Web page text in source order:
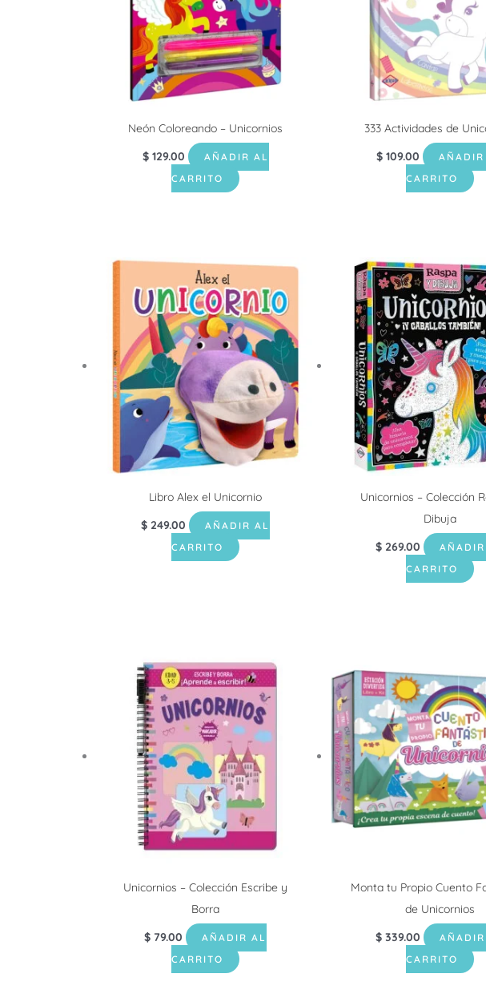
Neón Coloreando – Unicornios
$129.00
AÑADIR AL
CARRITO
333 Actividades de
$ 109.00
AÑADIR
CARRITO
Libro Alex el Unicornio
$ 249.00
AÑADIR AL
CARRITO
Unicornios – Colección
Dibuja
$ 269.00
AÑADIR
CARRITO
Unicornios – Colección Escribe y
Borra
$ 79.00
AÑADIR AL
CARRITO
Monta tu Propio Cuento
de Unicornios
$ 339.00
AÑADIR
CARRITO